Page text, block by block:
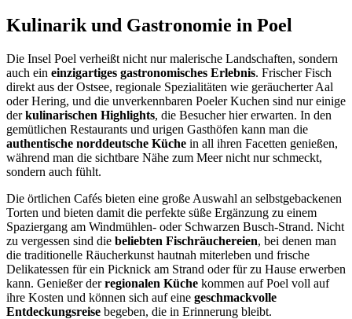
Kulinarik und Gastronomie in Poel
Die Insel Poel verheißt nicht nur malerische Landschaften, sondern
auch ein einzigartiges gastronomisches Erlebnis. Frischer Fisch
direkt aus der Ostsee, regionale Spezialitäten wie geräucherter Aal
oder Hering, und die unverkennbaren Poeler Kuchen sind nur einige
derkulinarischen Highlights, die Besucher hier erwarten. In den
gemütlichen Restaurants und urigen Gasthöfen kann man die
authentische norddeutsche Küche in all ihren Facetten genießen,
während man die sichtbare Nähe zum Meer nicht nur schmeckt,
sondern auch fühlt.
Die örtlichen Cafés bieten eine große Auswahl an selbstgebackenen
Torten und bieten damit die perfekte süße Ergänzung zu einem
Spaziergang am Windmühlen- oder Schwarzen Busch-Strand. Nicht
zu vergessen sind die beliebten Fischräuchereien, bei denen man
die traditionelle Räucherkunst hautnah miterleben und frische
Delikatessen für ein Picknick am Strand oder für zu Hause erwerben
kann. Genießer derregionalen Küche kommen auf Poel voll auf
ihre Kosten und können sich auf eine geschmackvolle
Entdeckungsreise begeben, die in Erinnerung bleibt.